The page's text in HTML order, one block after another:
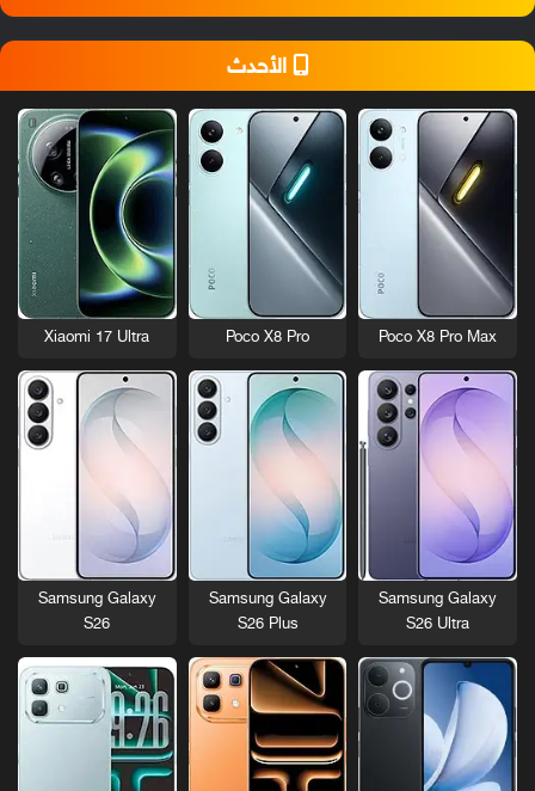
الأحدث
Poco X8 Pro Max
Poco X8 Pro
Xiaomi 17 Ultra
Samsung Galaxy
S26 Ultra
Samsung Galaxy
S26 Plus
Samsung Galaxy
S26